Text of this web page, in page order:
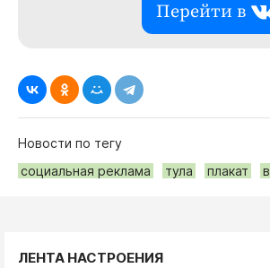
Перейти в
Новости по тегу
социальная реклама
тула плакат
ЛЕНТА НАСТРОЕНИЯ